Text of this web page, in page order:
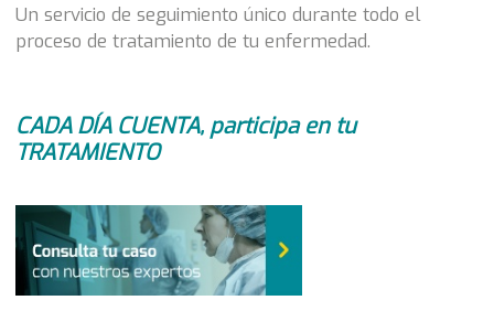
Un servicio de seguimiento único durante todo el
proceso de tratamiento de tu enfermedad.
CADA DÍA CUENTA, participa en tu
TRATAMIENTO